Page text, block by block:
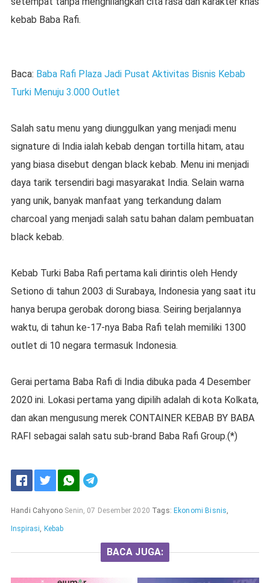
kebab Baba Rafi.
Baca: Baba Rafi Plaza Jadi Pusat Aktivitas Bisnis Kebab
Turki Menuju 3.000 Outlet
Salah satu menu yang diunggulkan yang menjadi menu
signature di India ialah kebab dengan tortilla hitam, atau
yang biasa disebut dengan black kebab. Menu ini menjadi
daya tarik tersendiri bagi masyarakat India. Selain warna
yang unik, banyak manfaat yang terkandung dalam
charcoal yang menjadi salah satu bahan dalam pembuatan
black kebab.
Kebab Turki Baba Rafi pertama kali dirintis oleh Hendy
Setiono di tahun 2003 di Surabaya, Indonesia yang saat itu
hanya berupa gerobak dorong biasa. Seiring berjalannya
waktu, di tahun ke-17-nya Baba Rafi telah memiliki 1300
outlet di 10 negara termasuk Indonesia.
Gerai pertama Baba Rafi di India dibuka pada 4 Desember
2020 ini. Lokasi pertama yang dipilih adalah di kota Kolkata,
dan akan mengusung merek CONTAINER KEBAB BY BABA
RAFI sebagai salah satu sub-brand Baba Rafi Group.(*)
Handi Cahyono Senin, 07 Desember 2020 Tags:Ekonomi Bisnis
Inspirasi Kebab
BACA JUGA: